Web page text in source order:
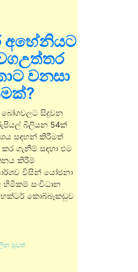
අහේනියට
වනසා
සිදුවන
බිලියන 54ක්
සඳහන් කිරීමත්
ගැනීම් සඳහා එම
කිරීම්
විසින් යෝජනා
හිමිකම් සංවිධාන
කොබ්බෑකඩුව
පුවත්